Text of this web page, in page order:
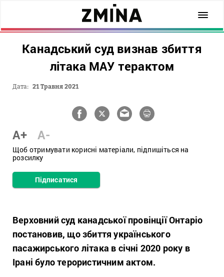
Канадський суд визнав збиття
літака МАУ терактом
Дата: 21 Травня 2021
A+ A-
Щоб отримувати корисні матеріали, підпишіться на
розсилку
Підписатися
Верховний суд канадської провінції Онтаріо
постановив, що збиття українського
пасажирського літака в січні 2020 року в
Ірані було терористичним актом.